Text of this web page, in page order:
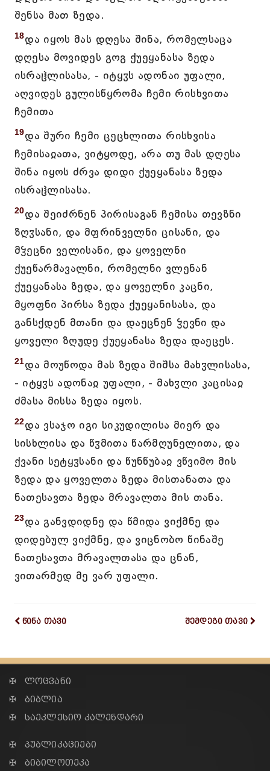
შენსა მათ ზედა.
18და იყოს მას დღესა შინა, რომელსაცა
დღესა მოვიდეს გოგ ქუეყანასა ზედა
ისრაჱლისასა, - იტყჳს ადონაი უფალი,
აღვიდეს გულისწყრომა ჩემი რისხვითა
ჩემითა
19და შური ჩემი ცეცხლითა რისხვისა
ჩემისაჲათა, ვიტყოდე, არა თუ მას დღესა
შინა იყოს ძრვა დიდი ქუეყანასა ზედა
ისრაჱლისასა.
20და შეიძრნენ პირისაგან ჩემისა თევზნი
ზღჳსანი, და მფრინველნი ცისანი, და
მჴეცნი ველისანი, და ყოველნი
ქუეწარმავალნი, რომელნი ვლენან
ქუეყანასა ზედა, და ყოველნი კაცნი,
მყოფნი პირსა ზედა ქუეყანისასა, და
განსქდენ მთანი და დაეცნენ ჴევნი და
ყოველი ზღუდე ქუეყანასა ზედა დაეცეს.
21და მოუწოდა მას ზედა შიშსა მახჳლისასა,
- იტყჳს ადონაჲ უფალი, - მახჳლი კაცისაჲ
ძმასა მისსა ზედა იყოს.
22და ვსაჯო იგი სიკუდილისა მიერ და
სისხლისა და წჳმითა წარმღუნელითა, და
ქვანი სეტყჳსანი და წუნწუბაჲ ვწვიმო მის
ზედა და ყოველთა ზედა მისთანათა და
ნათესავთა ზედა მრავალთა მის თანა.
23და განვდიდნე და წმიდა ვიქმნე და
დიდებულ ვიქმნე, და ვიცნობო წინაშე
ნათესავთა მრავალთასა და ცნან,
ვითარმედ მე ვარ უფალი.
წინა თავი შემდეგი თავი
✠ ლოცვანი
✠ ბიბლია
✠ საეკლესიო კალენდარი
✠ პუბლიკაციები
✠ ბიბილოთეკა